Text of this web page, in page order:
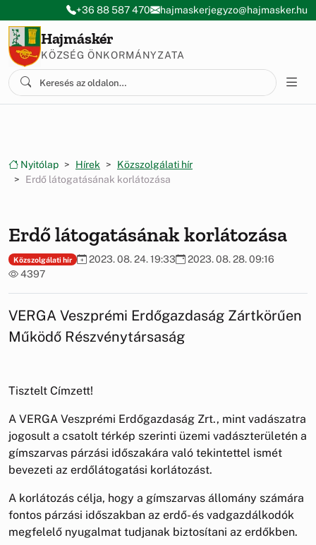
Ugrás a menüre
Ugrás a tartalomra
+36 88 587 470 hajmaskerjegyzo@hajmasker.hu
Hajmáskér
KÖZSÉG ÖNKORMÁNYZATA
Nyitólap Hírek
Közszolgálati hír
Erdő látogatásának korlátozása
Erdő látogatásának korlátozása
Közszolgálati hír 2023. 08. 24. 19:33
2023. 08. 28. 09:16
4397
VERGA Veszprémi Erdőgazdaság Zártkörűen
Működő Részvénytársaság
Tisztelt Címzett!
A VERGA Veszprémi Erdőgazdaság Zrt., mint vadászatra
jogosult a csatolt térkép szerinti üzemi vadászterületén a
gímszarvas párzási időszakára való tekintettel ismét
bevezeti az erdőlátogatási korlátozást.
A korlátozás célja, hogy a gímszarvas állomány számára
fontos párzási időszakban az erdő- és vadgazdálkodók
megfelelő nyugalmat tudjanak biztosítani az erdőkben.